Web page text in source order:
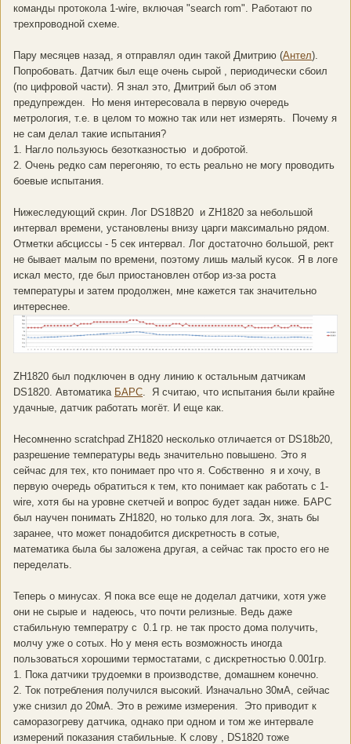
команды протокола 1-wire, включая "search rom". Работают по
трехпроводной схеме.
Пару месяцев назад, я отправлял один такой Дмитрию (Антел).
Попробовать. Датчик был еще очень сырой , периодически сбоил
(по цифровой части). Я знал это, Дмитрий был об этом
предупрежден. Но меня интересовала в первую очередь
метрология, т.е. в целом то можно так или нет измерять. Почему я
не сам делал такие испытания?
1. Нагло пользуюсь безотказностью и добротой.
2. Очень редко сам перегоняю, то есть реально не могу проводить
боевые испытания.
Нижеследующий скрин. Лог DS18B20 и ZH1820 за небольшой
интервал времени, установлены внизу царги максимально рядом.
Отметки абсциссы - 5 сек интервал. Лог достаточно большой, рект
не бывает малым по времени, поэтому лишь малый кусок. Я в логе
искал место, где был приостановлен отбор из-за роста
температуры и затем продолжен, мне кажется так значительно
интереснее.
ZH1820 был подключен в одну линию к остальным датчикам
DS1820. Автоматика БАРС . Я считаю, что испытания были крайне
удачные, датчик работать могёт. И еще как.
Несомненно scratchpad ZH1820 несколько отличается от DS18b20,
разрешение температуры ведь значительно повышено. Это я
сейчас для тех, кто понимает про что я. Собственно я и хочу, в
первую очередь обратиться к тем, кто понимает как работать с 1-
wire, хотя бы на уровне скетчей и вопрос будет задан ниже. БАРС
был научен понимать ZH1820, но только для лога. Эх, знать бы
заранее, что может понадобится дискретность в сотые,
математика была бы заложена другая, а сейчас так просто его не
переделать.
Теперь о минусах. Я пока все еще не доделал датчики, хотя уже
они не сырые и надеюсь, что почти релизные. Ведь даже
стабильную температру с 0.1 гр. не так просто дома получить,
молчу уже о сотых. Но у меня есть возможность иногда
пользоваться хорошими термостатами, с дискретностью 0.001гр.
1. Пока датчики трудоемки в производстве, домашнем конечно.
2. Ток потребления получился высокий. Изначально 30мА, сейчас
уже снизил до 20мА. Это в режиме измерения. Это приводит к
саморазогреву датчика, однако при одном и том же интервале
измерений показания стабильные. К слову , DS1820 тоже